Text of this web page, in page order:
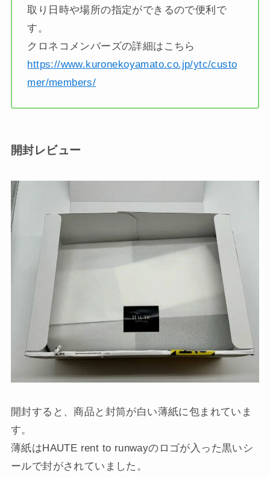
取り日時や場所の指定ができるので便利で
す。
クロネコメンバーズの詳細はこちら
https://www.kuronekoyamato.co.jp/ytc/custo
mer/members/
開封レビュー
開封すると、商品と封筒が白い薄紙に包まれていま
す。
薄紙はHAUTE rent to runwayのロゴが入った黒いシ
ールで封がされていました。